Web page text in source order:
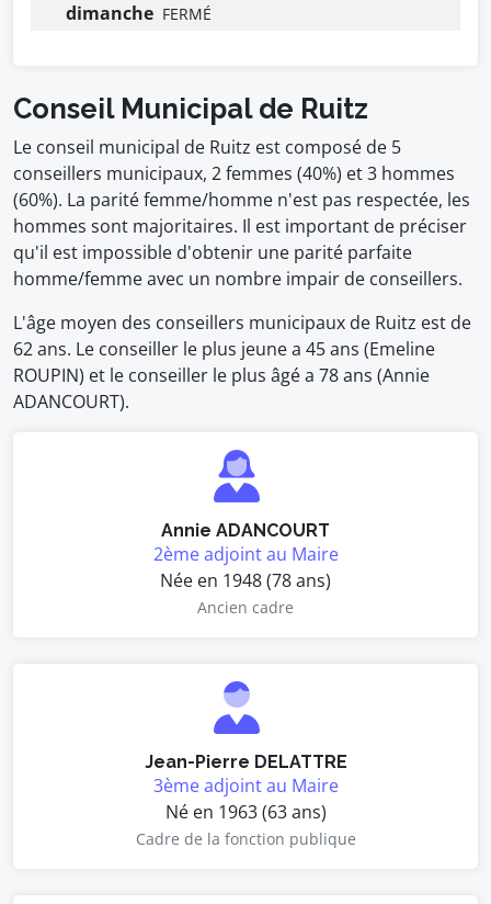
dimanche FERMÉ
Conseil Municipal de Ruitz
Le conseil municipal de Ruitz est composé de 5
conseillers municipaux, 2 femmes (40%) et 3 hommes
(60%). La parité femme/homme n'est pas respectée, les
hommes sont majoritaires. Il est important de préciser
qu'il est impossible d'obtenir une parité parfaite
homme/femme avec un nombre impair de conseillers.
L'âge moyen des conseillers municipaux de Ruitz est de
62 ans. Le conseiller le plus jeune a 45 ans (Emeline
ROUPIN) et le conseiller le plus âgé a 78 ans (Annie
ADANCOURT).
Annie ADANCOURT
2ème adjoint au Maire
Née en 1948 (78 ans)
Ancien cadre
Jean-Pierre DELATTRE
3ème adjoint au Maire
Né en 1963 (63 ans)
Cadre de la fonction publique